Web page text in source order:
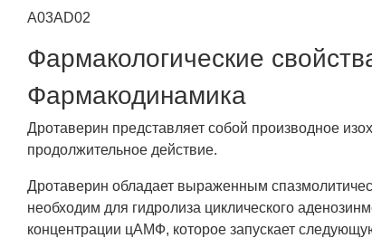
A03AD02
Фармакологические
Фармакодинамика
Дротаверин представляет собой производное
продолжительное действие.
Дротаверин обладает выраженным
необходим для гидролиза циклического
концентрации цАМФ, которое запускает